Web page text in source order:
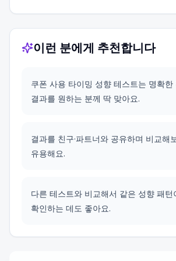
이런 분에게 추천합니다
쿠폰 사용 타이밍 성향 테스트는 명확한
결과를 원하는 분께 딱 맞아요.
결과를 친구·파트너와 공유하며 비교해
유용해요.
다른 테스트와 비교해서 같은 성향 패턴
확인하는 데도 좋아요.